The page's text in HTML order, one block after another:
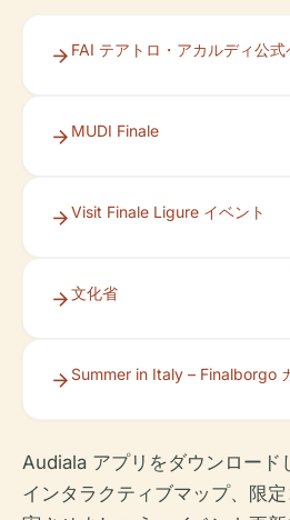
FAI テアトロ・アカルディ公式
MUDI Finale
Visit Finale Ligure イベント
文化省
Summer in Italy – Finalborgo
Audiala アプリをダウンロード
インタラクティブマップ、限